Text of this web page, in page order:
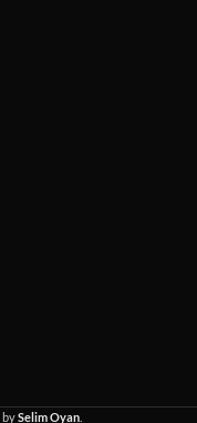
bySelim Oyan